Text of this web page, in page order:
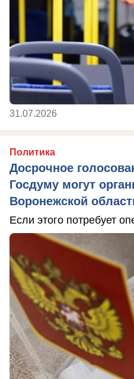
31.07.2026
Политика
Досрочное
Госдуму могут
Воронежской
Если этого потребует